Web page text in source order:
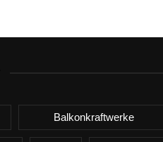
Balkonkraftwerke